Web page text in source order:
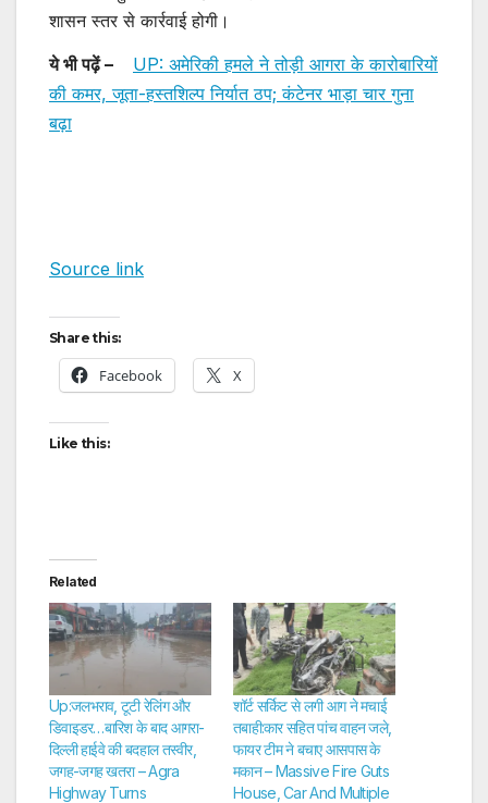
शासन स्तर से कार्रवाई होगी।
ये भी पढ़ें –
UP: अमेरिकी हमले ने तोड़ी आगरा के कारोबारियों
की कमर, जूता-हस्तशिल्प निर्यात ठप; कंटेनर भाड़ा चार गुना
बढ़ा
Source link
Share this:
Facebook X
Like this:
Related
Up:जलभराव, टूटी रेलिंग और
डिवाइडर…बारिश के बाद आगरा-
दिल्ली हाईवे की बदहाल तस्वीर,
जगह-जगह खतरा – Agra
Highway Turns
शॉर्ट सर्किट से लगी आग ने मचाई
तबाही:कार सहित पांच वाहन जले,
फायर टीम ने बचाए आसपास के
मकान – Massive Fire Guts
House, Car And Multiple